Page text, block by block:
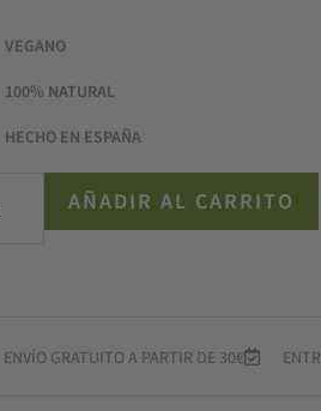
VEGANO
100% NATURAL
HECHO EN ESPAÑA
AÑADIR AL CARRITO
ENVÍO GRATUITO A PARTIR DE 30€